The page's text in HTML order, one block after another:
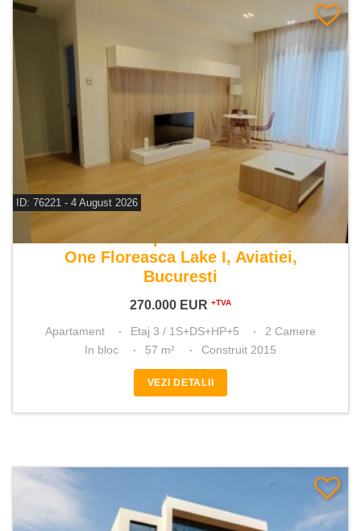
ID: 76221 - 4 August 2026
One Floreasca Lake I, Aviatiei,
Bucuresti
270.000 EUR +TVA
Apartament Etaj 3 / 1S+DS+HP+5
2 Camere
In bloc
57 m² Construit 2015
VEZI DETALII